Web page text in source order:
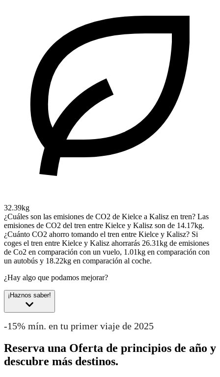
32.39kg
¿Cuáles son las emisiones de CO2 de Kielce a Kalisz en tren? Las
emisiones de CO2 del tren entre Kielce y Kalisz son de 14.17kg.
¿Cuánto CO2 ahorro tomando el tren entre Kielce y Kalisz? Si
coges el tren entre Kielce y Kalisz ahorrarás 26.31kg de emisiones
de Co2 en comparación con un vuelo, 1.01kg en comparación con
un autobús y 18.22kg en comparación al coche.
¿Hay algo que podamos mejorar?
¡Haznos saber!
-15% mín. en tu primer viaje de 2025
Reserva una Oferta de principios de año y
descubre más destinos.